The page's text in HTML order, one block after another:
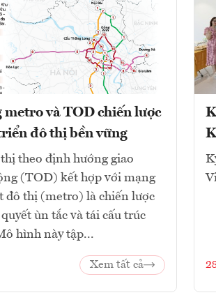
và TOD chiến lược
đô thị bền vững
theo định hướng giao
(TOD) kết hợp với mạng
đô thị (metro) là chiến lược
ùn tắc và tái cấu trúc
hình này tập...
Xem tất cả